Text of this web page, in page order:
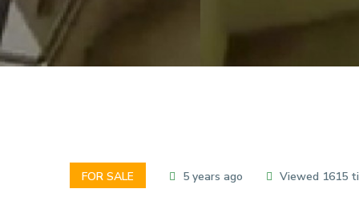
FOR SALE 5 years ago Viewed 1615